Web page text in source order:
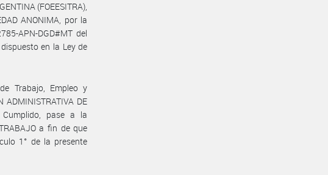
(FOEESITRA),
ANONIMA, por la
APN-DGD#MT del
en la Ley de
Trabajo, Empleo y
ADMINISTRATIVA DE
Cumplido, pase a la
TRABAJO a fin de que
1° de la presente